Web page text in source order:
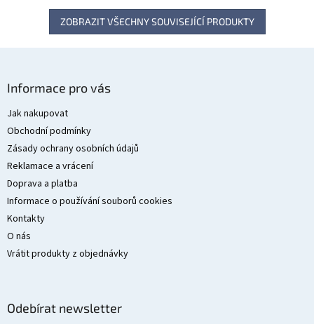
ZOBRAZIT VŠECHNY SOUVISEJÍCÍ PRODUKTY
Informace pro vás
Jak nakupovat
Obchodní podmínky
Zásady ochrany osobních údajů
Reklamace a vrácení
Doprava a platba
Informace o používání souborů cookies
Kontakty
O nás
Vrátit produkty z objednávky
Odebírat newsletter